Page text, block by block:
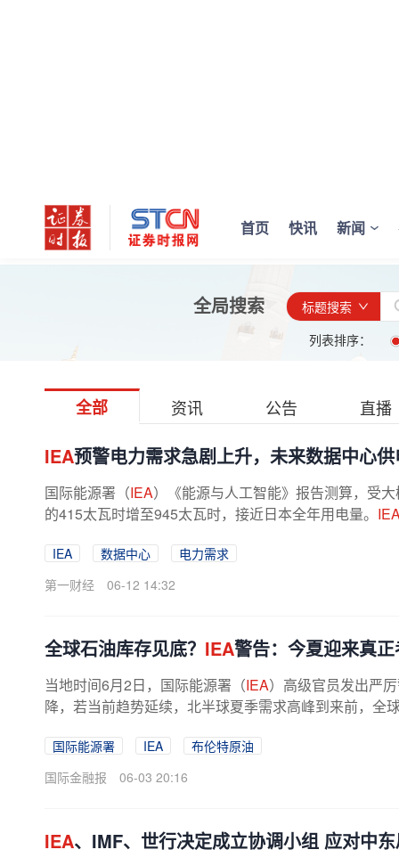
首页 快讯 新闻
全局搜索
标题搜索
列表排序：
全部 资讯 公告 直播
IEA预警电力需求急剧上升，未来数据中心
国际能源署（IEA）《能源与人工智能》报告测算，受
的415太瓦时增至945太瓦时，接近日本全年用电量。
IEA 数据中心
电力需求
第一财经
06-12 14:32
全球石油库存见底？ IEA警告：今夏迎来真
当地时间6月2日，国际能源署（IEA）高级官员发出严
降，若当前趋势延续，北半球夏季需求高峰到来前，全
国际能源署 IEA
布伦特原油
国际金融报
06-03 20:16
IEA、IMF、世行决定成立协调小组 应对中